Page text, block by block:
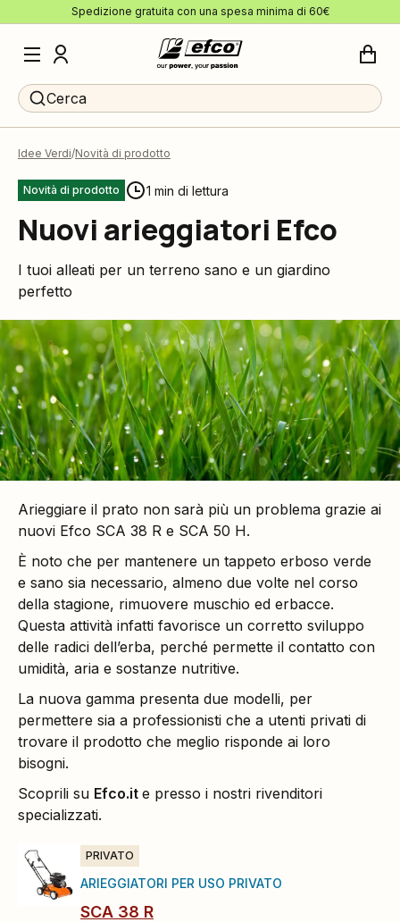
Spedizione gratuita con una spesa minima di 60€
Cerca
Idee Verdi Novità di prodotto
Novità di prodotto 1 min di lettura
Nuovi arieggiatori Efco
I tuoi alleati per un terreno sano e un giardino
perfetto
Arieggiare il prato non sarà più un problema grazie ai
nuovi Efco SCA 38 R e SCA 50 H.
È noto che per mantenere un tappeto erboso verde
e sano sia necessario, almeno due volte nel corso
della stagione, rimuovere muschio ed erbacce.
Questa attività infatti favorisce un corretto sviluppo
delle radici dell’erba, perché permette il contatto con
umidità, aria e sostanze nutritive.
La nuova gamma presenta due modelli, per
permettere sia a professionisti che a utenti privati di
trovare il prodotto che meglio risponde ai loro
bisogni.
Scoprili su Efco.it e presso i nostri rivenditori
specializzati.
PRIVATO
ARIEGGIATORI PER USO PRIVATO
SCA 38 R